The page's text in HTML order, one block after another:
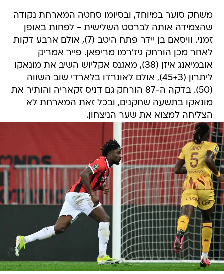
משחק סוער במיוחד, ובסיומו סחטה המארחת נקודה
שהצמידה אותה לברסט השלישית - לפחות באופן
זמני. וויסאם בן יידר פתח היטב (7), אולם ארבע דקות
לאחר מכן הורחק גיז'רמו מריפאן. פייר אמריק
אובמיאנג איזן (38), מאגנס אקליוש השיב את מונאקו
ליתרון (45+3), אולם לאונרדו בלארדי שוב השווה
(50). בדקה ה-87 הורחק גם דניס זקאריה והותיר את
מונאקו בתשעה שחקנים, ובכל זאת המארחת לא
הצליחה למצוא את שער הניצחון.